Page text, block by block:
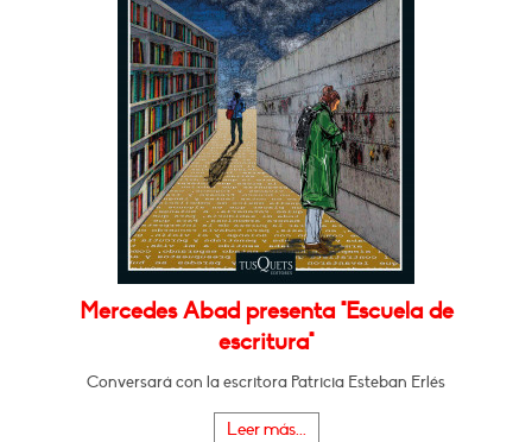
Mercedes Abad presenta "Escuela de
escritura"
Conversará con la escritora Patricia Esteban Erlés
Leer más...